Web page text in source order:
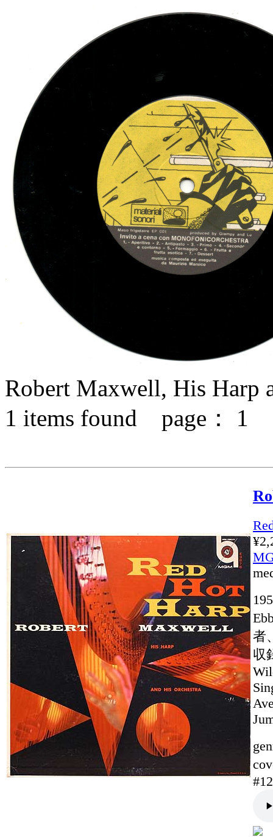
Robert Maxwell, His Harp
1 items found page： 1
者
収